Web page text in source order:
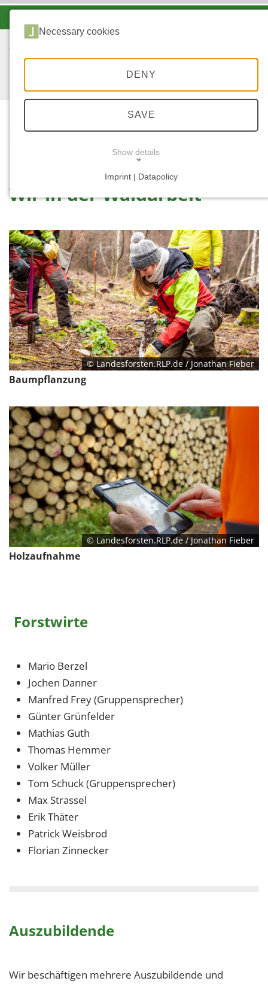
STARTSEITE
...
... IN DER WALDARBEIT
Wir in der Waldarbeit
© Landesforsten.RLP.de / Jonathan Fieber
Baumpflanzung
© Landesforsten.RLP.de / Jonathan Fieber
Holzaufnahme
Forstwirte
Mario Berzel
Jochen Danner
Manfred Frey (Gruppensprecher)
Günter Grünfelder
Mathias Guth
Thomas Hemmer
Volker Müller
Tom Schuck (Gruppensprecher)
Max Strassel
Erik Thäter
Patrick Weisbrod
Florian Zinnecker
Auszubildende
Wir beschäftigen mehrere Auszubildende und
Necessary cookies
DENY
SAVE
Show details
Imprint | Datapolicy